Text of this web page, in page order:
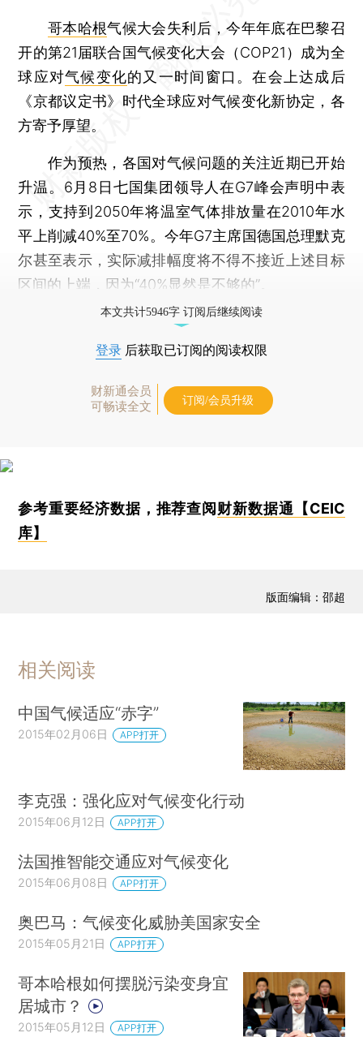
哥本哈根气候大会失利后，今年年底在巴黎召
开的第21届联合国气候变化大会（COP21）成为全
球应对气候变化的又一时间窗口。在会上达成后
《京都议定书》时代全球应对气候变化新协定，各
方寄予厚望。
作为预热，各国对气候问题的关注近期已开始
升温。6月8日七国集团领导人在G7峰会声明中表
示，支持到2050年将温室气体排放量在2010年水
平上削减40%至70%。今年G7主席国德国总理默克
尔甚至表示，实际减排幅度将不得不接近上述目标
区间的上端，因为“40%显然是不够的”。
本文共计5946字 订阅后继续阅读
登录 后获取已订阅的阅读权限
财新通会员
可畅读全文
订阅/会员升级
参考重要经济数据，推荐查阅财新数据通【CEIC
库】
版面编辑：邵超
相关阅读
中国气候适应“赤字”
2015年02月06日 APP打开
李克强：强化应对气候变化行动
2015年06月12日 APP打开
法国推智能交通应对气候变化
2015年06月08日 APP打开
奥巴马：气候变化威胁美国家安全
2015年05月21日 APP打开
哥本哈根如何摆脱污染变身宜
居城市？
2015年05月12日 APP打开